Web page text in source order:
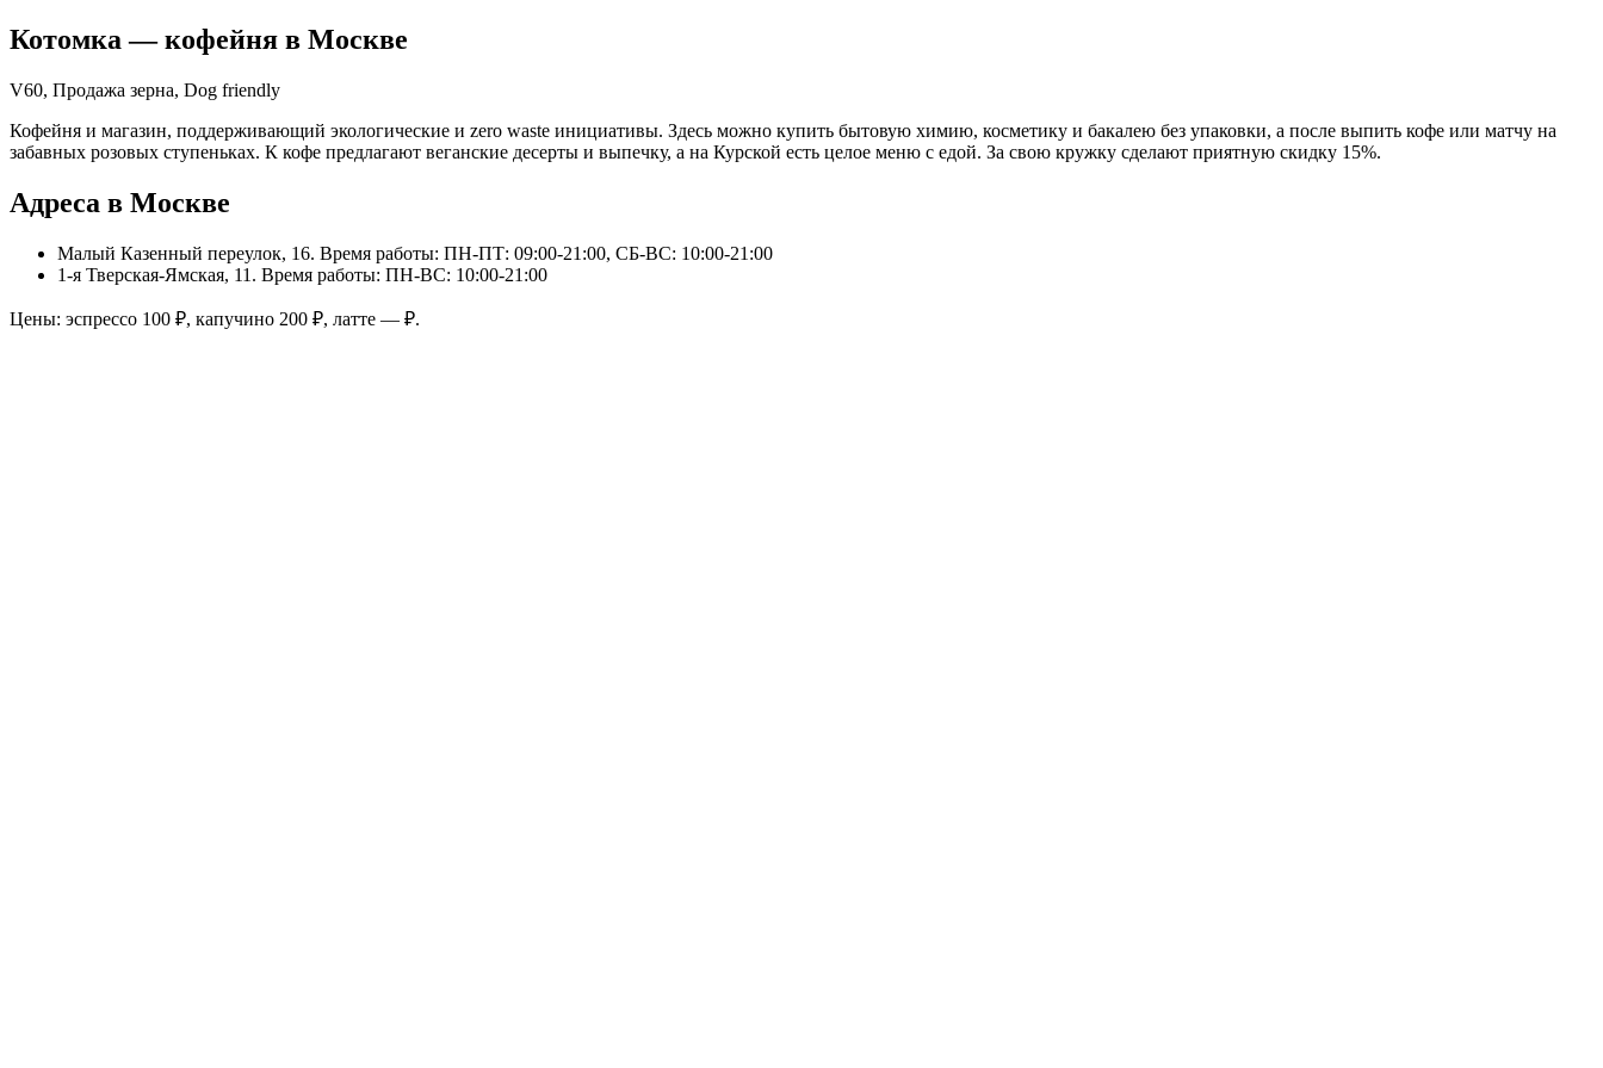
Котомка — кофейня в Москве
V60, Продажа зерна, Dog friendly
Кофейня и магазин, поддерживающий экологические и zero waste инициативы. Здесь можно купить бытовую химию, косметику и бакалею без упаковки, а после выпить кофе или матчу на
забавных розовых ступеньках. К кофе предлагают веганские десерты и выпечку, а на Курской есть целое меню с едой. За свою кружку сделают приятную скидку 15%.
Адреса в Москве
Малый Казенный переулок, 16. Время работы: ПН-ПТ: 09:00-21:00, СБ-ВС: 10:00-21:00
1-я Тверская-Ямская, 11 . Время работы: ПН-ВС: 10:00-21:00
Цены: эспрессо 100 ₽, капучино 200 ₽, латте — ₽.